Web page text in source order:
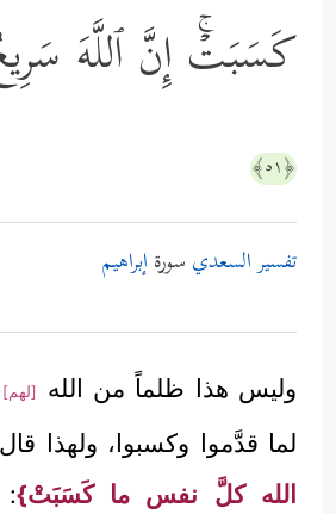
كَسَبَتۡۚ إِنَّ ٱللَّهَ
﴿٥١﴾
تفسير السعدي سورة إبراهيم
وليس هذا ظلماً من الله [لهم]
لما قدَّموا وكسبوا، ولهذا
الله كلَّ نفس ما كَسَبَتْ}: